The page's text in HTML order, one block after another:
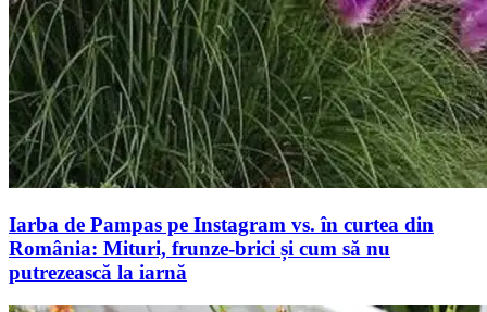
Iarba de Pampas pe Instagram vs. în curtea din
România: Mituri, frunze-brici și cum să nu
putrezească la iarnă